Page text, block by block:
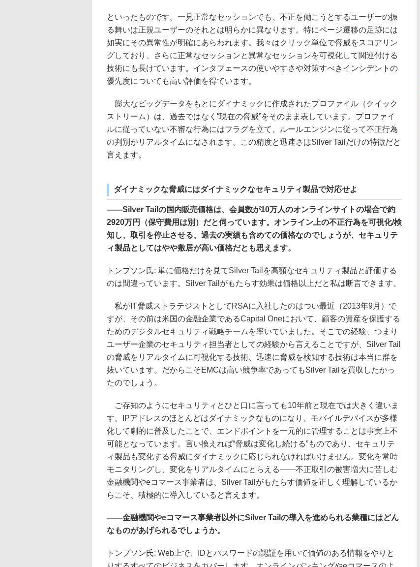
といったものです。一見正常なセッションでも、不正を働こうとするユーザーの振
る舞いは正規ユーザーのそれとは明らかに異なります。特にページ遷移の足跡には
如実にその異常性が明確にあらわれます。我々はクリック単位で脅威をスコアリン
グしており、さらに正常なセッションと異常なセッションを可視化して関連付ける
技術にも長けています。インタフェースの使いやすさや対策すべきインシデントの
優先度についても高い評価を得ています。
膨大なビッグデータをもとにダイナミックに作成されたプロファイル（クイック
ストリーム）は、過去ではなく“現在の脅威”をそのまま表しています。プロファイ
ルに従っていない不審な行為にはフラグを立て、ルールエンジンに従って不正行為
の判別がリアルタイムになされます。この精度と迅速さはSilver Tailだけの特徴だと
言えます。
ダイナミックな脅威にはダイナミックなセキュリティ製品で対応せよ
――Silver Tailの国内販売価格は、会員数が10万人のオンラインサイトの場合で約
2920万円（保守費用は別）だと伺っています。オンライン上の不正行為を可視化/検
知し、取引を停止させる、過去の実績も含めての価格なのでしょうが、セキュリテ
ィ製品としてはやや敷居が高い価格だとも思えます。
トンプソン氏: 単に価格だけを見てSilver Tailを高額なセキュリティ製品と評価する
のは間違っています。Silver Tailがもたらす効果は価格以上だと私は断言できます。
私がIT脅威ストラテジストとしてRSAに入社したのはつい最近（2013年9月）で
すが、その前は米国の金融企業であるCapital Oneにおいて、顧客の資産を保護する
ためのデジタルセキュリティ戦略チームを率いていました。そこでの経験、つまり
ユーザー企業のセキュリティ担当者としての経験から言えることですが、Silver Tail
の脅威をリアルタイムに可視化する技術、迅速に脅威を検知する技術は本当に群を
抜いています。だからこそEMCは高い競争率であってもSilver Tailを買収したかっ
たのでしょう。
ご存知のようにセキュリティとひと口に言っても10年前と現在では大きく違いま
す。IPアドレスのほとんどはダイナミックなものになり、モバイルデバイスが多様
化して劇的に普及したことで、エンドポイントを一元的に管理することは事実上不
可能となっています。言い換えれば“脅威は変化し続ける”ものであり、セキュリテ
ィ製品も変化する脅威にダイナミックに応じられなければいけません。変化を常時
モニタリングし、変化をリアルタイムにとらえる――不正取引の被害増大に苦しむ
金融機関やeコマース事業者は、Silver Tailがもたらす価値を正しく理解しているか
らこそ、積極的に導入していると言えます。
――金融機関やeコマース事業者以外にSilver Tailの導入を進められる業種にはどん
なものがあげられるでしょうか。
トンプソン氏: Web上で、IDとパスワードの認証を用いて価値のある情報をやりと